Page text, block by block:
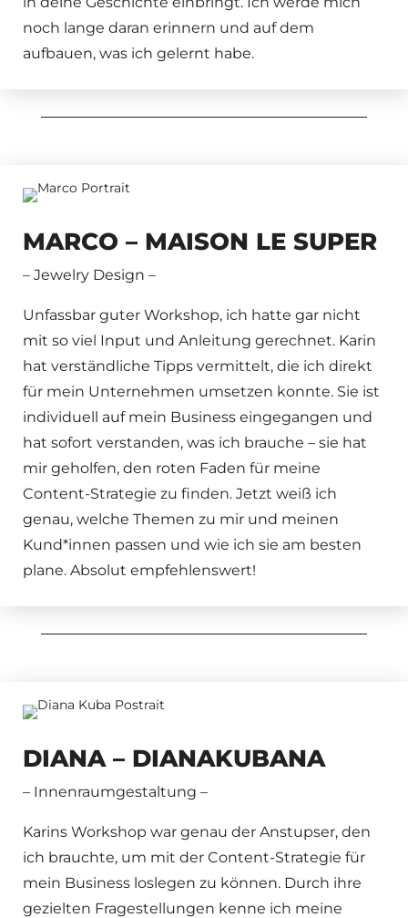
noch lange daran erinnern und auf dem
aufbauen, was ich gelernt habe.
MARCO – MAISON LE SUPER
– Jewelry Design –
Unfassbar guter Workshop, ich hatte gar nicht
mit so viel Input und Anleitung gerechnet. Karin
hat verständliche Tipps vermittelt, die ich direkt
für mein Unternehmen umsetzen konnte. Sie ist
individuell auf mein Business eingegangen und
hat sofort verstanden, was ich brauche – sie hat
mir geholfen, den roten Faden für meine
Content-Strategie zu finden. Jetzt weiß ich
genau, welche Themen zu mir und meinen
Kund*innen passen und wie ich sie am besten
plane. Absolut empfehlenswert!
DIANA – DIANAKUBANA
– Innenraumgestaltung –
Karins Workshop war genau der Anstupser, den
ich brauchte, um mit der Content-Strategie für
mein Business loslegen zu können. Durch ihre
gezielten Fragestellungen kenne ich meine